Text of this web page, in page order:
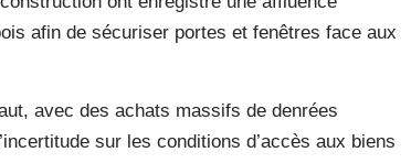
afin de sécuriser portes et fenêtres face aux
avec des achats massifs de denrées
sur les conditions d’accès aux biens